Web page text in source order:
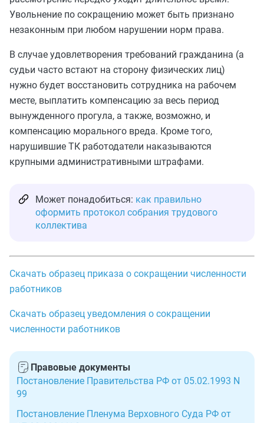
Увольнение по сокращению может быть признано
незаконным при любом нарушении норм права.
В случае удовлетворения требований гражданина (а
судьи часто встают на сторону физических лиц)
нужно будет восстановить сотрудника на рабочем
месте, выплатить компенсацию за весь период
вынужденного прогула, а также, возможно, и
компенсацию морального вреда. Кроме того,
нарушившие ТК работодатели наказываются
крупными административными штрафами.
Может понадобиться: как правильно
оформить протокол собрания трудового
коллектива
Скачать образец приказа о сокращении численности
работников
Скачать образец уведомления о сокращении
численности работников
Правовые документы
Постановление Правительства РФ от 05.02.1993 N
99
Постановление Пленума Верховного Суда РФ от